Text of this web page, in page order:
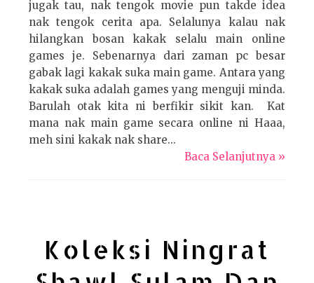
jugak tau, nak tengok movie pun takde idea
nak tengok cerita apa. Selalunya kalau nak
hilangkan bosan kakak selalu main online
games je. Sebenarnya dari zaman pc besar
gabak lagi kakak suka main game. Antara yang
kakak suka adalah games yang menguji minda.
Barulah otak kita ni berfikir sikit kan. Kat
mana nak main game secara online ni Haaa,
meh sini kakak nak share...
Baca Selanjutnya »
Koleksi Ningrat